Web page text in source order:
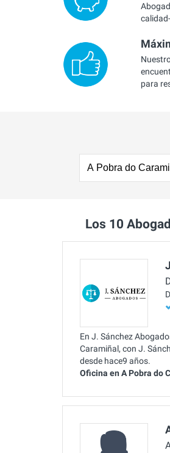
para
Los 10
En J. Sánchez
Caramiñal, con J.
desde hace9 años.
Oficina en A Pobra do